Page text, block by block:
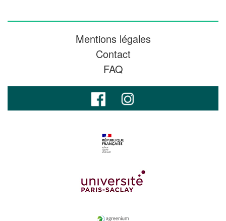
Mentions légales
Contact
FAQ